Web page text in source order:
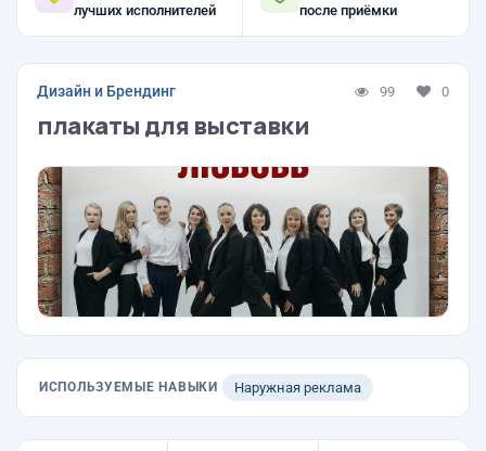
лучших исполнителей
после приёмки
Дизайн и Брендинг 99 0
плакаты для выставки
ИСПОЛЬЗУЕМЫЕ НАВЫКИ Наружная реклама